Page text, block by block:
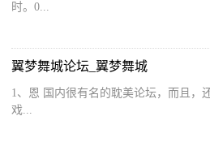
时。0...
翼梦舞城论坛_翼梦舞城
1、恩 国内很有名的耽美论坛，而且，还是一个汉化组 耽美BL游
戏...